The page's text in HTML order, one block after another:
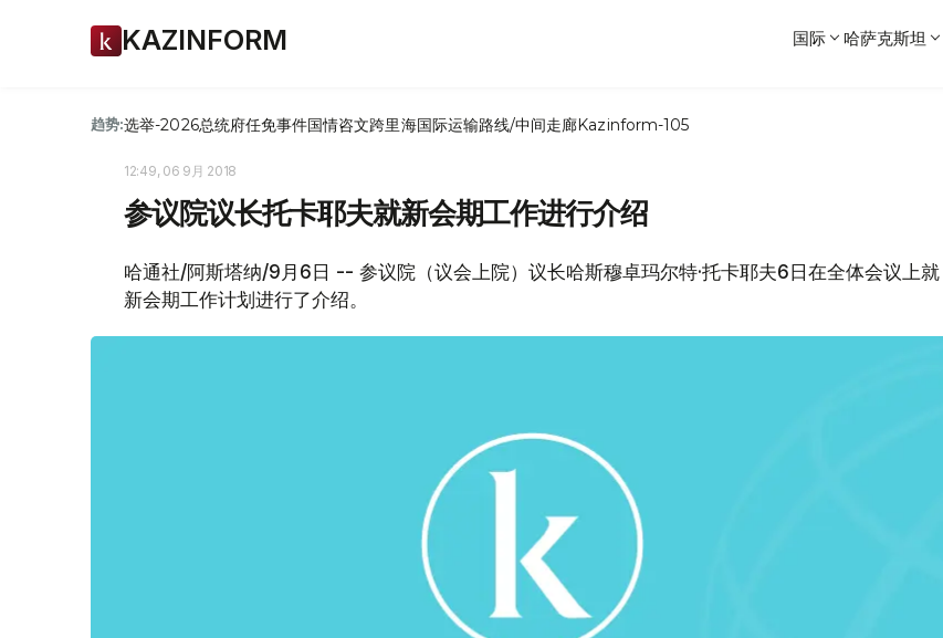
KAZINFORM 国际 哈萨克斯坦
趋势:选举-2026总统府任免事件国情咨文跨里海国际运输路线/中间走廊Kazinform-105
12:49, 06 9月 2018
参议院议长托卡耶夫就新会期工作进行介绍
哈通社/阿斯塔纳/9月6日 -- 参议院（议会上院）议长哈斯穆卓玛尔特·托卡耶夫6日在全体会议上就
新会期工作计划进行了介绍。